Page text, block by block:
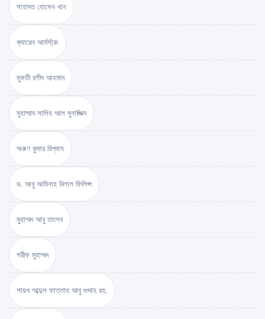
সাহাদত হোসেন খান
ক্যারেন আর্মস্ট্রং
মুফতী রশীদ আহমাদ
মুহাম্মাদ সালিহ আল মুনাজ্জিদ
অরুণ কুমার বিশ্বাস
ড. আবু আমিনাহ বিলাল ফিলিপ্স
মুহাম্মদ আবু তালেব
শরীফ মুহাম্মদ
শায়খ আব্দুল ফাত্তাহ আবু গুদ্দাহ রহ.